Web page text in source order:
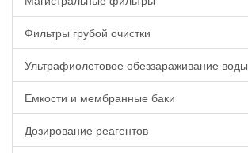
Фильтры грубой очистки
Ультрафиолетовое обеззараживание воды
Емкости и мембранные баки
Дозирование реагентов